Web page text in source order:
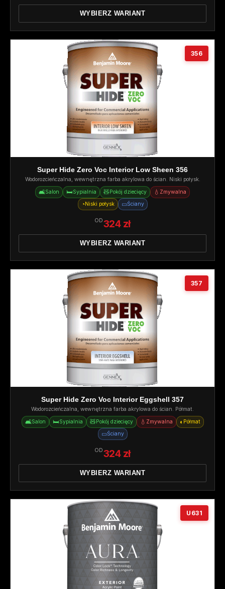
WYBIERZ WARIANT
356
Super Hide Zero Voc Interior Low Sheen 356
Wodorozcieńczalna, wewnętrzna farba akrylowa do ścian. Niski połysk.
🛋️Salon 🛏️Sypialnia 🧸Pokój dziecięcy 💧 Zmywalna
◔Niski połysk ▭Ściany
OD324 zł
WYBIERZ WARIANT
357
Super Hide Zero Voc Interior Eggshell 357
Wodorozcieńczalna, wewnętrzna farba akrylowa do ścian. Półmat.
🛋️Salon 🛏️Sypialnia 🧸Pokój dziecięcy 💧 Zmywalna ◐ Półmat
▭Ściany
OD324 zł
WYBIERZ WARIANT
U631